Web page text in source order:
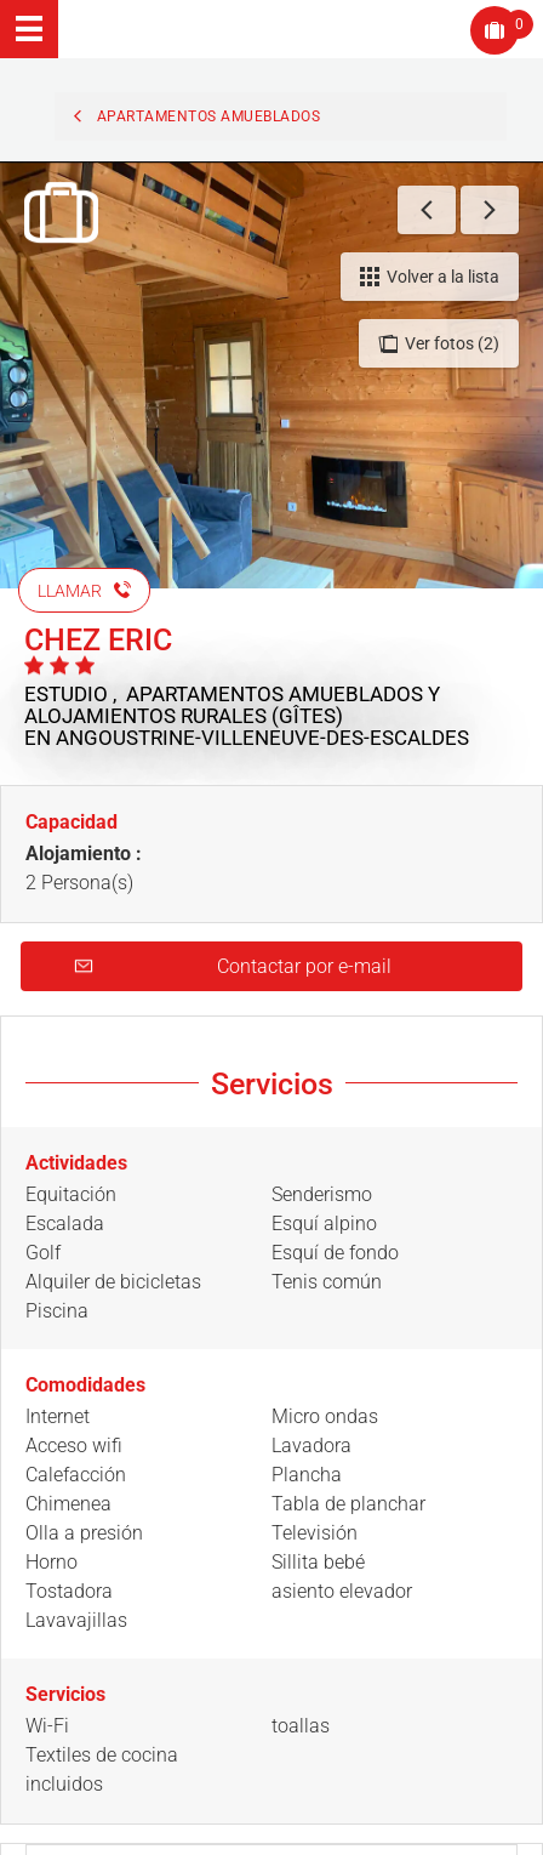
0
APARTAMENTOS AMUEBLADOS
Ver fotos (2)
Volver a la lista
LLAMAR
CHEZ ERIC
ESTUDIO , APARTAMENTOS AMUEBLADOS Y
ALOJAMIENTOS RURALES (GÎTES)
EN ANGOUSTRINE-VILLENEUVE-DES-ESCALDES
Capacidad
Alojamiento :
2 Persona(s)
Contactar por e-mail
Servicios
Actividades
Equitación
Escalada
Golf
Alquiler de bicicletas
Piscina
Senderismo
Esquí alpino
Esquí de fondo
Tenis común
Comodidades
Internet
Acceso wifi
Calefacción
Chimenea
Olla a presión
Horno
Tostadora
Lavavajillas
Micro ondas
Lavadora
Plancha
Tabla de planchar
Televisión
Sillita bebé
asiento elevador
Servicios
Wi-Fi
Textiles de cocina
incluidos
toallas